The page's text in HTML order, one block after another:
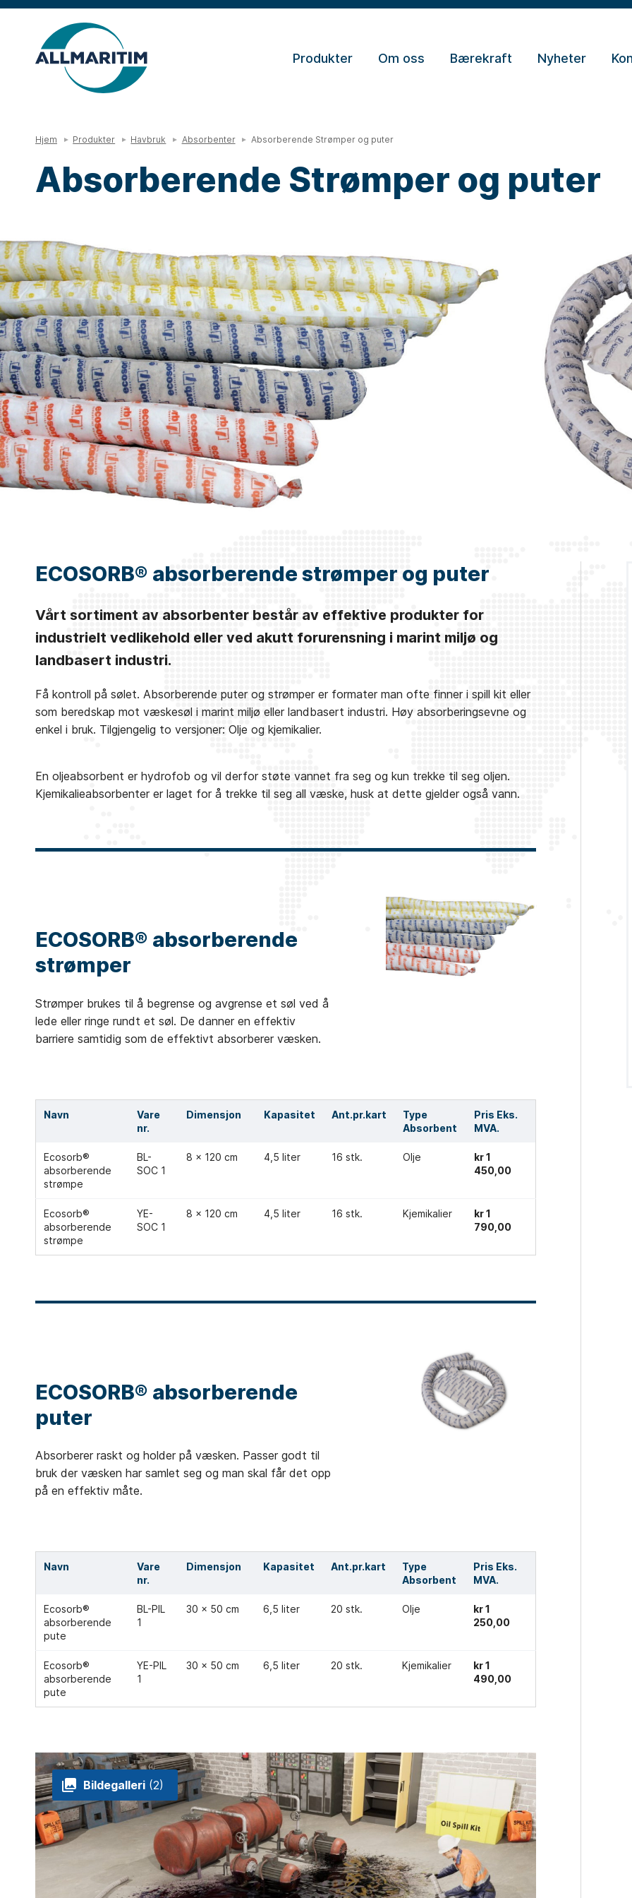
Produkter Om oss Bærekraft Nyheter
Hjem Produkter Havbruk Absorbenter Absorberende Strømper og puter
Absorberende Strømper og puter
ECOSORB® absorberende strømper og puter
Vårt sortiment av absorbenter består av effektive produkter for
industrielt vedlikehold eller ved akutt forurensning i marint miljø og
landbasert industri.
Få kontroll på sølet. Absorberende puter og strømper er formater man ofte finner i spill kit eller
som beredskap mot væskesøl i marint miljø eller landbasert industri. Høy absorberingsevne og
enkel i bruk. Tilgjengelig to versjoner: Olje og kjemikalier.
En oljeabsorbent er hydrofob og vil derfor støte vannet fra seg og kun trekke til seg oljen.
Kjemikalieabsorbenter er laget for å trekke til seg all væske, husk at dette gjelder også vann.
ECOSORB® absorberende
strømper
Strømper brukes til å begrense og avgrense et søl ved å
lede eller ringe rundt et søl. De danner en effektiv
barriere samtidig som de effektivt absorberer væsken.
Navn
Vare
nr.
Dimensjon Kapasitet Ant.pr.kart
Type
Absorbent
Pris Eks.
MVA.
Ecosorb®
absorberende
strømpe
BL-
SOC 1
8 x 120 cm 4,5 liter 16 stk. Olje
kr 1
450,00
Ecosorb®
absorberende
strømpe
YE-
SOC 1
8 x 120 cm 4,5 liter 16 stk. Kjemikalier
kr 1
790,00
ECOSORB® absorberende
puter
Absorberer raskt og holder på væsken. Passer godt til
bruk der væsken har samlet seg og man skal får det opp
på en effektiv måte.
Navn
Vare
nr.
Dimensjon Kapasitet Ant.pr.kart
Type
Absorbent
Pris Eks.
MVA.
Ecosorb®
absorberende
pute
BL-PIL
1
30 x 50 cm 6,5 liter 20 stk. Olje
kr 1
250,00
Ecosorb®
absorberende
pute
YE-PIL
1
30 x 50 cm 6,5 liter 20 stk. Kjemikalier
kr 1
490,00
Bildegalleri (2)